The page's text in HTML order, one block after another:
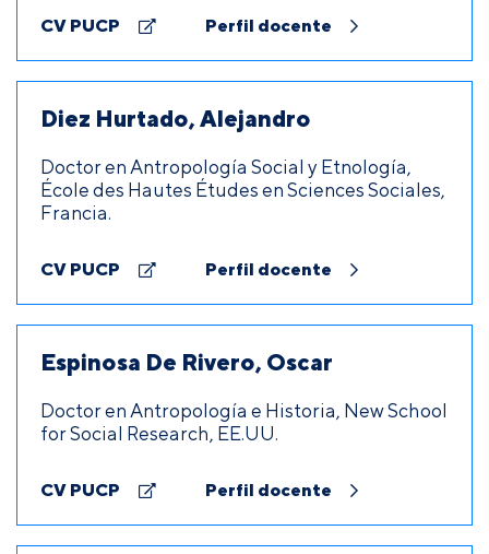
CV PUCP Perfil docente
Diez Hurtado, Alejandro
Doctor en Antropología Social y Etnología,
École des Hautes Études en Sciences Sociales,
Francia.
CV PUCP Perfil docente
Espinosa De Rivero, Oscar
Doctor en Antropología e Historia, New School
for Social Research, EE.UU.
CV PUCP Perfil docente